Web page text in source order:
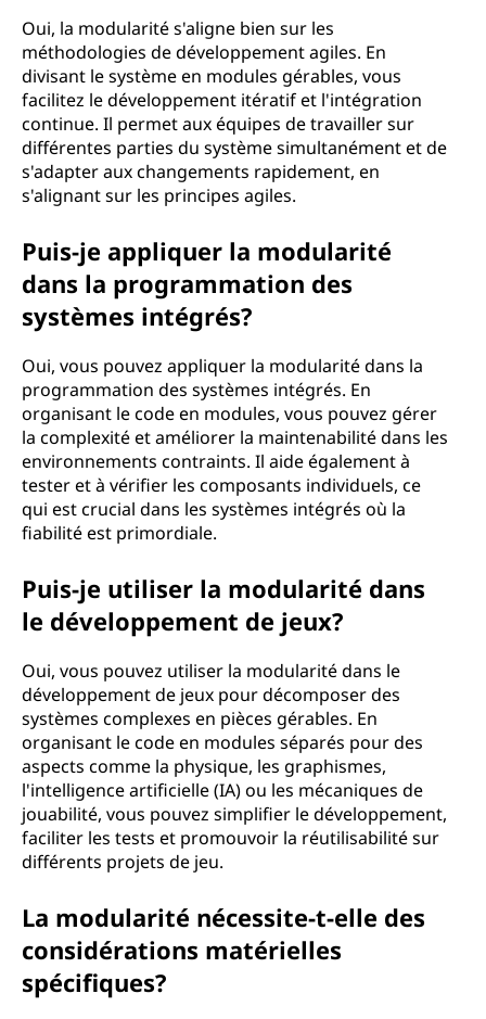
Oui, la modularité s'aligne bien sur les
méthodologies de développement agiles. En
divisant le système en modules gérables, vous
facilitez le développement itératif et l'intégration
continue. Il permet aux équipes de travailler sur
différentes parties du système simultanément et de
s'adapter aux changements rapidement, en
s'alignant sur les principes agiles.
Puis-je appliquer la modularité
dans la programmation des
systèmes intégrés?
Oui, vous pouvez appliquer la modularité dans la
programmation des systèmes intégrés. En
organisant le code en modules, vous pouvez gérer
la complexité et améliorer la maintenabilité dans les
environnements contraints. Il aide également à
tester et à vérifier les composants individuels, ce
qui est crucial dans les systèmes intégrés où la
fiabilité est primordiale.
Puis-je utiliser la modularité dans
le développement de jeux?
Oui, vous pouvez utiliser la modularité dans le
développement de jeux pour décomposer des
systèmes complexes en pièces gérables. En
organisant le code en modules séparés pour des
aspects comme la physique, les graphismes,
l'intelligence artificielle (IA) ou les mécaniques de
jouabilité, vous pouvez simplifier le développement,
faciliter les tests et promouvoir la réutilisabilité sur
différents projets de jeu.
La modularité nécessite-t-elle des
considérations matérielles
spécifiques?